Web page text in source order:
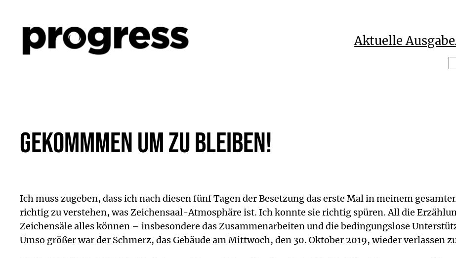
Inhalt
springen
Aktuelle Ausgabe
Gekommmen um zu bleiben!
Ich muss zugeben, dass ich nach diesen fünf Tagen der Besetzung das erste Mal in meinem
richtig zu verstehen, was Zeichensaal-Atmosphäre ist. Ich konnte sie richtig spüren. All die
Zeichensäle alles können – insbesondere das Zusammenarbeiten und die bedingungslose
Umso größer war der Schmerz, das Gebäude am Mittwoch, den 30. Oktober 2019, wieder verlassen